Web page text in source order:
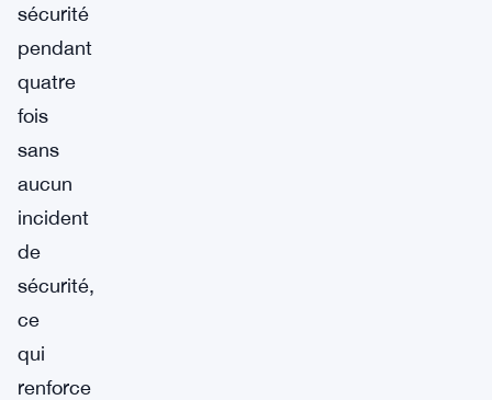
sécurité
pendant
quatre
fois
sans
aucun
incident
de
sécurité,
ce
qui
renforce